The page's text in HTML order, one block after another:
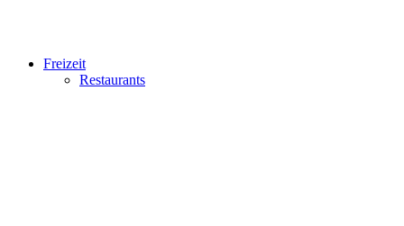
Freizeit
Restaurants